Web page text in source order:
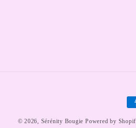
© 2026, Sérénity Bougie Powered by